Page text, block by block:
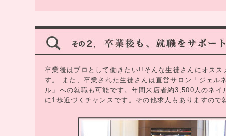
卒業後はプロとして働きたい!!そんな生徒さんにオス
す。 また、卒業された生徒さんは直営サロン「ジェ
ル」への就職も可能です。年間来店者約3,500人のネ
に1歩近づくチャンスです。その他求人もありますの